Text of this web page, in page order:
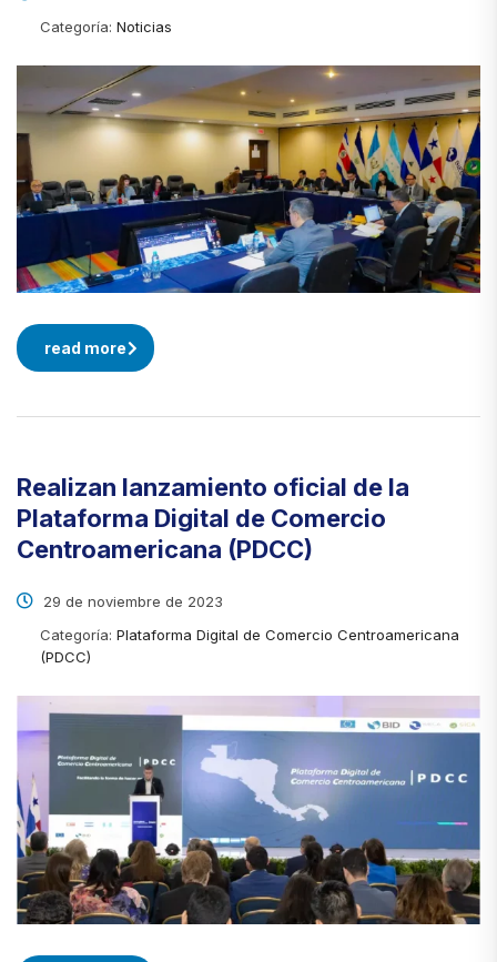
Categoría: Noticias
read more
Realizan lanzamiento oficial de la
Plataforma Digital de Comercio
Centroamericana (PDCC)
29 de noviembre de 2023
Categoría: Plataforma Digital de Comercio Centroamericana
(PDCC)